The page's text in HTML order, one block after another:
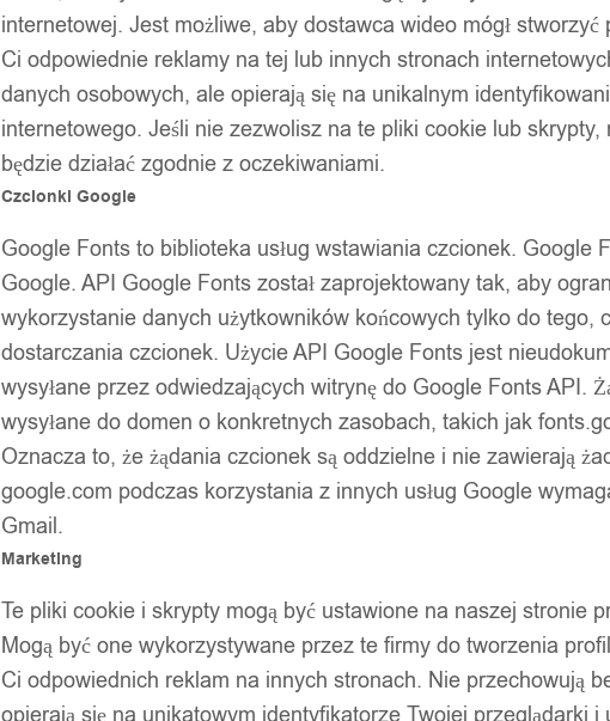
internetowej. Jest możliwe, aby dostawca wideo mógł
Ci odpowiednie reklamy na tej lub innych stronach
danych osobowych, ale opierają się na unikalnym
internetowego. Jeśli nie zezwolisz na te pliki cookie lub
będzie działać zgodnie z oczekiwaniami.
Czcionki Google
Google Fonts to biblioteka usług wstawiania czcionek. Google
Google. API Google Fonts został zaprojektowany tak, aby
wykorzystanie danych użytkowników końcowych tylko do tego,
dostarczania czcionek. Użycie API Google Fonts jest
wysyłane przez odwiedzających witrynę do Google Fonts API.
wysyłane do domen o konkretnych zasobach, takich jak
Oznacza to, że żądania czcionek są oddzielne i nie zawierają
google.com podczas korzystania z innych usług Google
Gmail.
Marketing
Te pliki cookie i skrypty mogą być ustawione na naszej stronie
Mogą być one wykorzystywane przez te firmy do tworzenia
Ci odpowiednich reklam na innych stronach. Nie przechowują
opierają się na unikatowym identyfikatorze Twojej przeglądarki